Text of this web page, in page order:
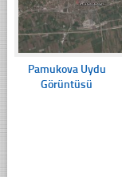
Pamukova Uydu
Görüntüsü